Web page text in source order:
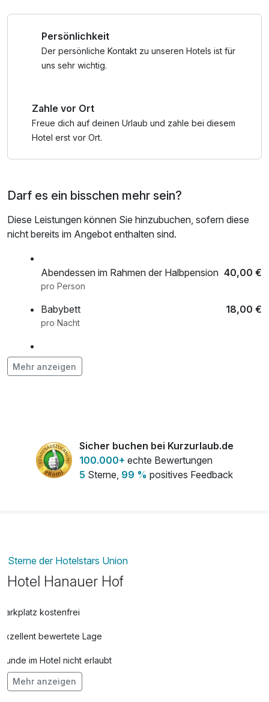
Persönlichkeit
Der persönliche Kontakt zu unseren Hotels ist für
uns sehr wichtig.
Zahle vor Ort
Freue dich auf deinen Urlaub und zahle bei diesem
Hotel erst vor Ort.
Darf es ein bisschen mehr sein?
Diese Leistungen können Sie hinzubuchen, sofern diese
nicht bereits im Angebot enthalten sind.
Abendessen im Rahmen der Halbpension 40,00 €
pro Person
Babybett 18,00 €
pro Nacht
E-Bike
Extra Kissen + Decke
pro Aufenthalt
Flasche Weisswein
pro Stück
pro Stück
Romantisch dekoriertes Zimmer
pro Person
Mehr anzeigen
Sicher buchen bei Kurzurlaub.de
100.000+ echte Bewertungen
5 Sterne, 99 % positives Feedback
Sterne der Hotelstars Union
Hotel Hanauer Hof
Parkplatz kostenfrei
Exzellent bewertete Lage
Hunde im Hotel nicht erlaubt
Auch vegetarische Speisen
Mehr anzeigen